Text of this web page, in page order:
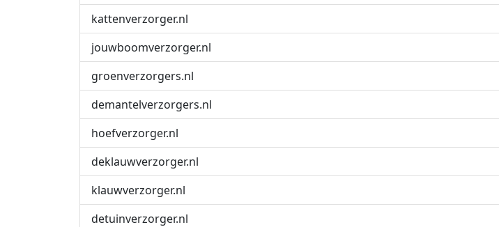
kattenverzorger.nl
jouwboomverzorger.nl
groenverzorgers.nl
demantelverzorgers.nl
hoefverzorger.nl
deklauwverzorger.nl
klauwverzorger.nl
detuinverzorger.nl